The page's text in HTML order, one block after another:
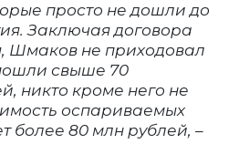
просто не дошли до
Заключая договора
Шмаков не приходовал
свыше 70
никто кроме него не
оспариваемых
более 80 млн рублей, –